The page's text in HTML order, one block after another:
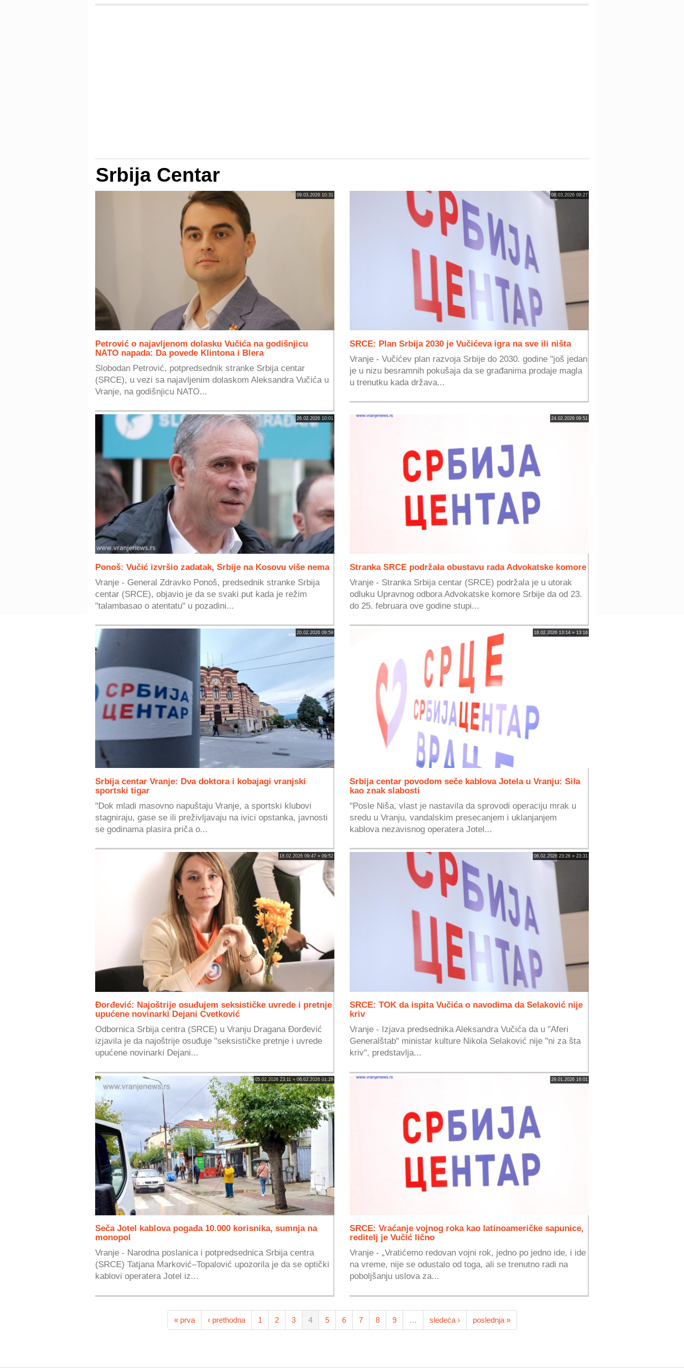
Srbija Centar
09.03.2026 10:31
Petrović o najavljenom dolasku Vučića na godišnjicu
NATO napada: Da povede Klintona i Blera
Slobodan Petrović, potpredsednik stranke Srbija centar
(SRCE), u vezi sa najavljenim dolaskom Aleksandra Vučića u
Vranje, na godišnjicu NATO...
08.03.2026 09:27
SRCE: Plan Srbija 2030 je Vučićeva igra na sve ili ništa
Vranje - Vučićev plan razvoja Srbije do 2030. godine "još jedan
je u nizu besramnih pokušaja da se građanima prodaje magla
u trenutku kada država...
26.02.2026 10:01
Ponoš: Vučić izvršio zadatak, Srbije na Kosovu više nema
Vranje - General Zdravko Ponoš, predsednik stranke Srbija
centar (SRCE), objavio je da se svaki put kada je režim
"talambasao o atentatu" u pozadini...
24.02.2026 09:51
Stranka SRCE podržala obustavu rada Advokatske komore
Vranje - Stranka Srbija centar (SRCE) podržala je u utorak
odluku Upravnog odbora Advokatske komore Srbije da od 23.
do 25. februara ove godine stupi...
20.02.2026 09:59
Srbija centar Vranje: Dva doktora i kobajagi vranjski
sportski tigar
"Dok mladi masovno napuštaju Vranje, a sportski klubovi
stagniraju, gase se ili preživljavaju na ivici opstanka, javnosti
se godinama plasira priča o...
18.02.2026 13:14 » 13:16
Srbija centar povodom seče kablova Jotela u Vranju: Sila
kao znak slabosti
"Posle Niša, vlast je nastavila da sprovodi operaciju mrak u
sredu u Vranju, vandalskim presecanjem i uklanjanjem
kablova nezavisnog operatera Jotel...
18.02.2026 09:47 » 09:52
Đorđević: Najoštrije osuđujem seksističke uvrede i pretnje
upućene novinarki Dejani Cvetković
Odbornica Srbija centra (SRCE) u Vranju Dragana Đorđević
izjavila je da najoštrije osuđuje "seksističke pretnje i uvrede
upućene novinarki Dejani...
06.02.2026 23:26 » 23:31
SRCE: TOK da ispita Vučića o navodima da Selaković nije
kriv
Vranje - Izjava predsednika Aleksandra Vučića da u "Aferi
Generalštab" ministar kulture Nikola Selaković nije "ni za šta
kriv", predstavlja...
05.02.2026 23:11 » 06.02.2026 01:28
Seča Jotel kablova pogađa 10.000 korisnika, sumnja na
monopol
Vranje - Narodna poslanica i potpredsednica Srbija centra
(SRCE) Tatjana Marković–Topalović upozorila je da se optički
kablovi operatera Jotel iz...
29.01.2026 16:01
SRCE: Vraćanje vojnog roka kao latinoameričke sapunice,
reditelj je Vučić lično
Vranje - „Vratićemo redovan vojni rok, jedno po jedno ide, i ide
na vreme, nije se odustalo od toga, ali se trenutno radi na
poboljšanju uslova za...
« prva ‹ prethodna 1 2 3 4 5 6 7 8 9 … sledeća › poslednja »